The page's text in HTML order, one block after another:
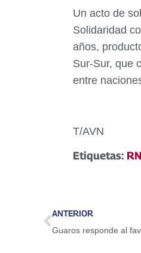
Un acto de
Solidaridad
años,
Sur-Sur, que
entre
T/AVN
Etiquetas:
ANTERIOR
Guaros responde al